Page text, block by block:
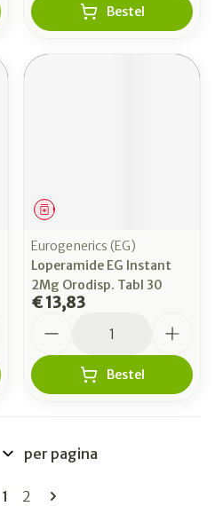
Bestel
Geneesmiddel
Eurogenerics (EG)
Loperamide EG Instant
2Mg Orodisp. Tabl 30
€ 13,83
Bestel
Pagina's
U lees momenteel pagina
1 Pagina
2
per pagina